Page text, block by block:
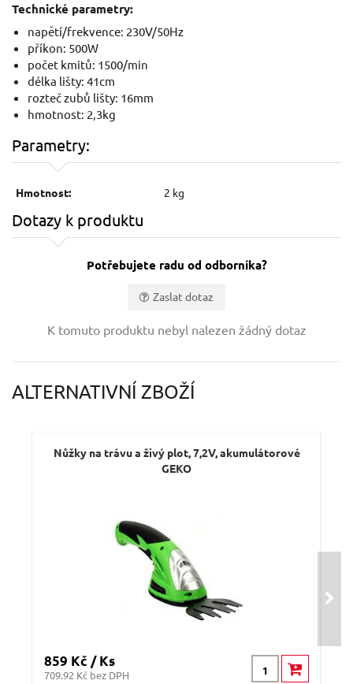
Technické parametry:
napětí/frekvence: 230V/50Hz
příkon: 500W
počet kmitů: 1500/min
délka lišty: 41cm
rozteč zubů lišty: 16mm
hmotnost: 2,3kg
Parametry:
Hmotnost: 2 kg
Dotazy k produktu
Potřebujete radu od odborníka?
Zaslat dotaz
K tomuto produktu nebyl nalezen žádný dotaz
ALTERNATIVNÍ ZBOŽÍ
Nůžky na trávu a živý plot, 7,2V, akumulátorové
GEKO
859 Kč / Ks
709.92 Kč bez DPH